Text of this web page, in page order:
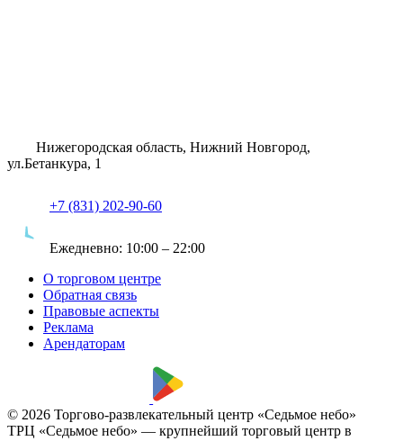
Нижегородская область, Нижний Новгород,
ул.Бетанкура, 1
+7 (831) 202-90-60
Ежедневно: 10:00 – 22:00
О торговом центре
Обратная связь
Правовые аспекты
Реклама
Арендаторам
© 2026 Торгово-развлекательный центр «Седьмое небо»
ТРЦ «Седьмое небо» — крупнейший торговый центр в